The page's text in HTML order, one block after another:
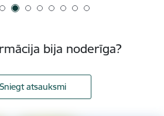
bija noderīga?
Sniegt atsauksmi